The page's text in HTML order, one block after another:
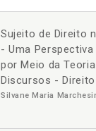
Sujeito de Direito
- Uma
por Meio da
Discursos -
Silvane Maria